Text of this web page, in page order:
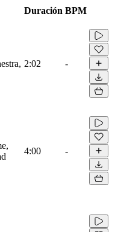
Duración BPM
2:02 -
4:00 -